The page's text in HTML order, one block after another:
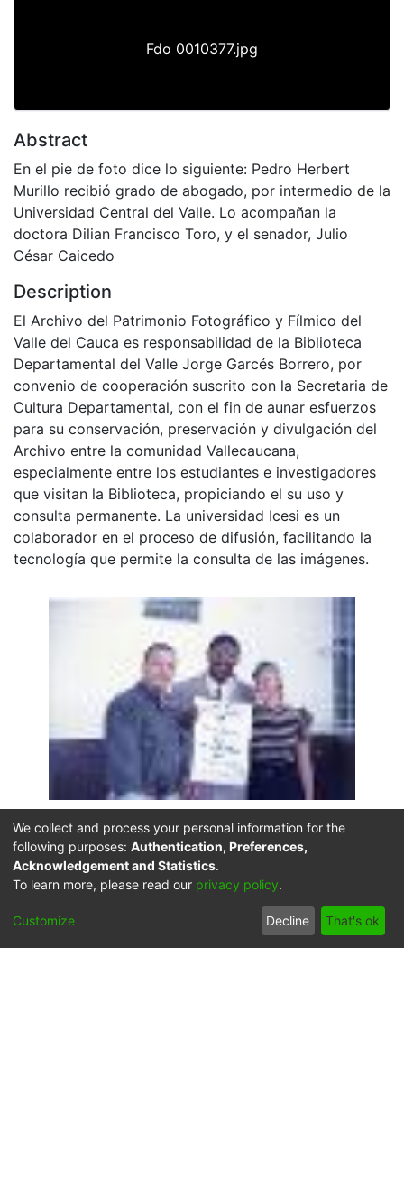
Fdo 0010377.jpg
Abstract
En el pie de foto dice lo siguiente: Pedro Herbert
Murillo recibió grado de abogado, por intermedio de la
Universidad Central del Valle. Lo acompañan la
doctora Dilian Francisco Toro, y el senador, Julio
César Caicedo
Description
El Archivo del Patrimonio Fotográfico y Fílmico del
Valle del Cauca es responsabilidad de la Biblioteca
Departamental del Valle Jorge Garcés Borrero, por
convenio de cooperación suscrito con la Secretaria de
Cultura Departamental, con el fin de aunar esfuerzos
para su conservación, preservación y divulgación del
Archivo entre la comunidad Vallecaucana,
especialmente entre los estudiantes e investigadores
que visitan la Biblioteca, propiciando el su uso y
consulta permanente. La universidad Icesi es un
colaborador en el proceso de difusión, facilitando la
tecnología que permite la consulta de las imágenes.
Click on the image to open the gallery.
Citation
Diario Occidente (1998). Pedro Herbert Murillo recibió
Departamental Jorge Garcés Borrero.
We collect and process your personal information for the
following purposes: Authentication, Preferences,
Acknowledgement and Statistics.
To learn more, please read our privacy policy.
Customize Decline That's ok